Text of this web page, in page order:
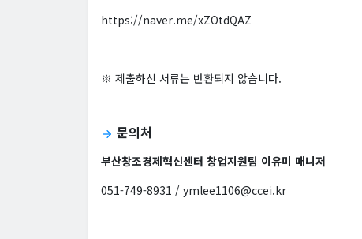
https://naver.me/xZOtdQAZ
※ 제출하신 서류는 반환되지 않습니다.
arrow_forward 문의처
부산창조경제혁신센터 창업지원팀 이유미 매니저
051-749-8931 / ymlee1106@ccei.kr